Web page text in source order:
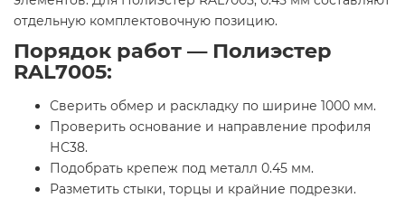
отдельную комплектовочную позицию.
Порядок работ — Полиэстер
RAL7005:
Сверить обмер и раскладку по ширине 1000 мм.
Проверить основание и направление профиля
НС38.
Подобрать крепеж под металл 0.45 мм.
Разметить стыки, торцы и крайние подрезки.